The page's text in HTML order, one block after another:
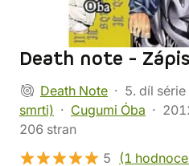
Death note -
Death Note 5. díl série
smrti)
Cugumi Óba
206 stran
5
(1